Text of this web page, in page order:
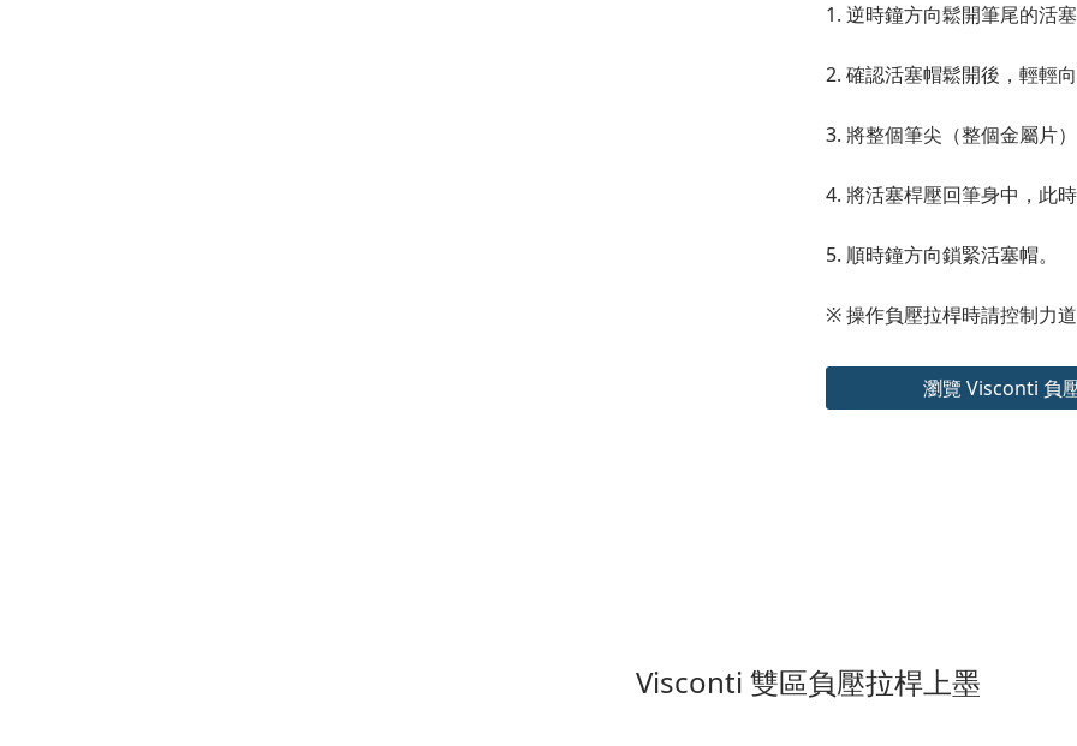
1. 逆時鐘方向鬆開筆尾的活
2. 確認活塞帽鬆開後，輕輕
3. 將整個筆尖（整個金屬片
4. 將活塞桿壓回筆身中，此
5. 順時鐘方向鎖緊活塞帽。
※ 操作負壓拉桿時請控制力
瀏覽 Visconti 負
Visconti 雙區負壓拉桿上墨